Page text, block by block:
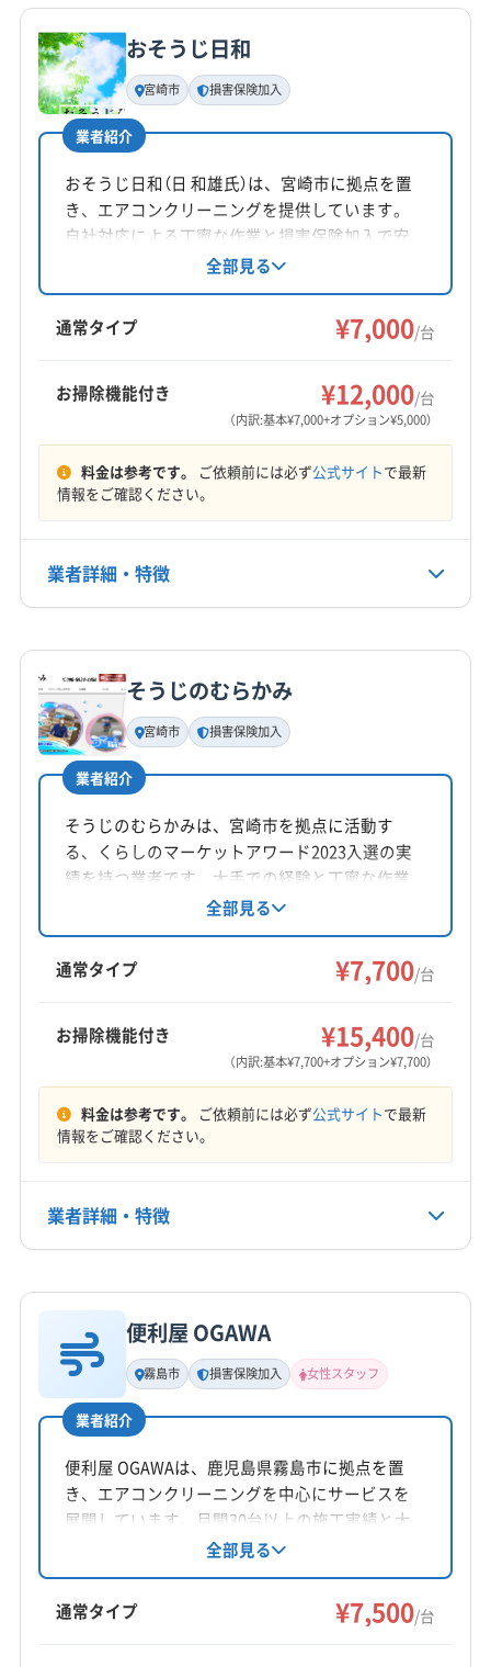
基本情報
代表者名
白山慶太郎
所在地
鹿児島県霧島市国分下井640-14
対応地域
鹿屋市 垂水市
肝属郡肝付町
肝属郡錦江町
肝属郡東串良町
肝属郡南大隅町
8:00〜18:00
定休日
電話番号
公式HP
公式サイトを見る
おそうじ日和
宮崎市 損害保険加入
業者紹介
おそうじ日和（日 和雄氏）は、宮崎市に拠点を置
き、エアコンクリーニングを提供しています。
自社対応による丁寧な作業と損害保険加入で安
心を提供。基本料金に加え、お掃除機能付きエ
アコンや室外機洗浄などのオプションも用意さ
れています。土日祝日対応可能で、営業時間外
の相談も可能です。
全部見る
通常タイプ ¥7,000/台
お掃除機能付き ¥12,000/台
（内訳:基本¥7,000+オプション¥5,000）
料金は参考です。 ご依頼前には必ず公式サイトで最新
情報をご確認ください。
業者詳細・特徴
基本情報
代表者名
日 和雄
所在地
宮崎県宮崎市芳士590-2 YsCourt402
対応地域
霧島市
姶良郡湧水町
曽於郡大崎町
(宮崎県) えびの市
(宮崎県) 延岡市
(宮崎県) 宮崎市
(宮崎県) 児湯郡高鍋町
(宮崎県) 児湯郡川南町
(宮崎県) 児湯郡都農町
(宮崎県) 小林市
(宮崎県) 西臼杵郡五ヶ瀬町
(宮崎県) 西臼杵郡高千穂町
(宮崎県) 西臼杵郡日之影町
(宮崎県) 西諸県郡高原町
(宮崎県) 西都市
(宮崎県) 都城市
(宮崎県) 東臼杵郡門川町
(熊本県) 球磨郡相良村
(熊本県) 球磨郡多良木町
(熊本県) 球磨郡湯前町
(熊本県) 人吉市
6:00〜21:00
定休日
電話番号
公式HP
公式サイトを見る
そうじのむらかみ
宮崎市 損害保険加入
業者紹介
そうじのむらかみは、宮崎市を拠点に活動す
る、くらしのマーケットアワード2023入選の実
績を持つ業者です。大手での経験と丁寧な作業
が強みで、エアコンクリーニングを中心に年間
多数の依頼に対応。損害保険加入、医療用洗剤
の使用、子供やペットへの配慮など、安心でき
るサービスを提供しています。
全部見る
通常タイプ ¥7,700/台
お掃除機能付き ¥15,400/台
（内訳:基本¥7,700+オプション¥7,700）
料金は参考です。 ご依頼前には必ず公式サイトで最新
情報をご確認ください。
業者詳細・特徴
基本情報
代表者名
村上正臣
所在地
宮崎県宮崎市
対応地域
曽於市 霧島市
肝属郡東串良町
(宮崎県) えびの市
(宮崎県) 延岡市
(宮崎県) 宮崎市
(宮崎県) 児湯郡高鍋町
便利屋 OGAWA
霧島市 損害保険加入 女性スタッフ
業者紹介
便利屋 OGAWAは、鹿児島県霧島市に拠点を置
き、エアコンクリーニングを中心にサービスを
展開しています。月間30台以上の施工実績と大
手量販店からの委託実績があり、確かな技術が
魅力です。女性スタッフが在籍しており、10日
以内の施工不良は無償で対応。土日祝日も営業
し、時間外の相談も可能です。
全部見る
通常タイプ ¥7,500/台